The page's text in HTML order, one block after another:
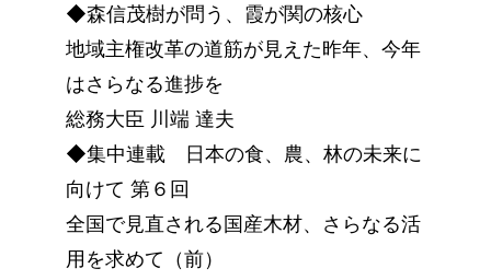
◆森信茂樹が問う、霞が関の核心
地域主権改革の道筋が見えた昨年、今年
はさらなる進捗を
総務大臣 川端 達夫
◆集中連載 日本の食、農、林の未来に
向けて 第６回
全国で見直される国産木材、さらなる活
用を求めて（前）